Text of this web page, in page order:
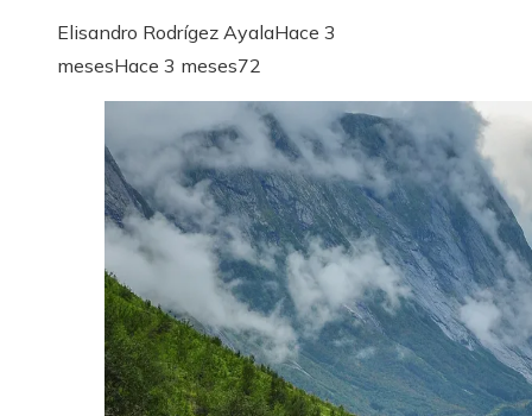
Elisandro Rodrígez AyalaHace 3
mesesHace 3 meses72